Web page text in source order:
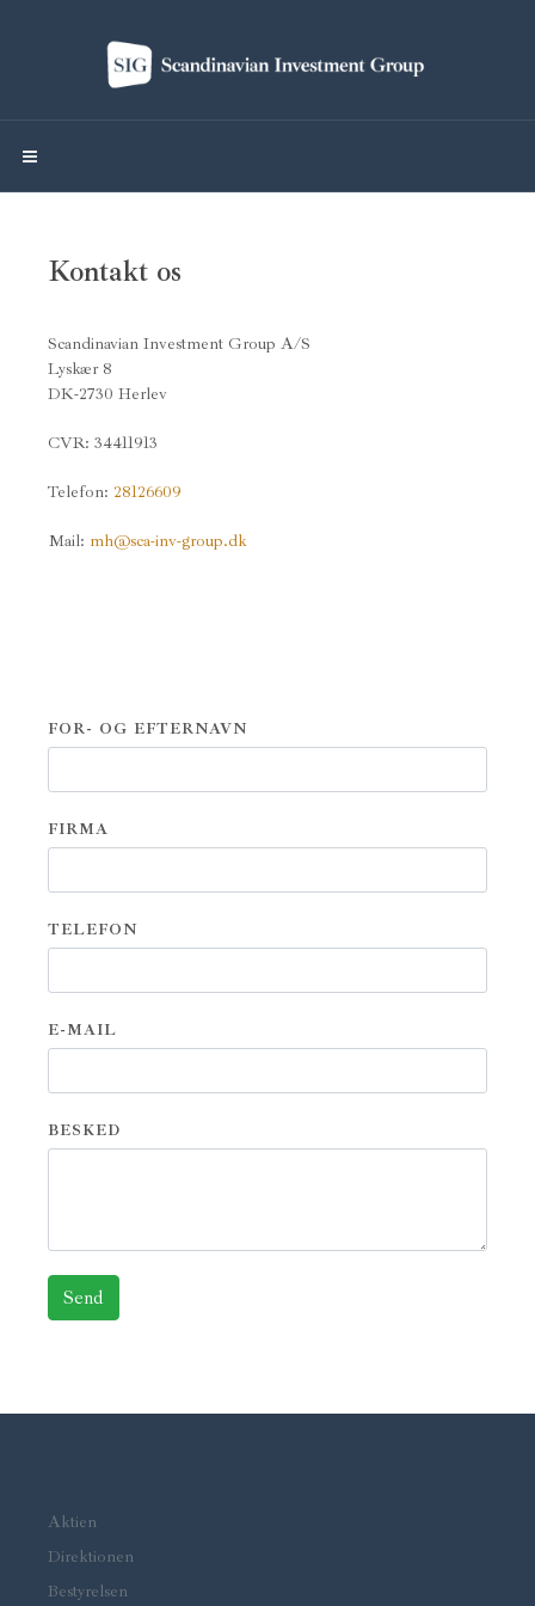
Kontakt os
Scandinavian Investment Group A/S
Lyskær 8
DK-2730 Herlev
CVR: 34411913
Telefon: 28126609
Mail: mh@sca-inv-group.dk
FOR- OG EFTERNAVN
FIRMA
TELEFON
E-MAIL
BESKED
Aktien
Direktionen
Bestyrelsen